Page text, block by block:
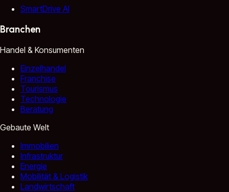
SmartDrive AI
Branchen
Handel & Konsumenten
Einzelhandel
Franchise
Tourismus
Technologie
Beratung
Gebaute Welt
Immobilien
Infrastruktur
Energie
Mobilität & Logistik
Landwirtschaft